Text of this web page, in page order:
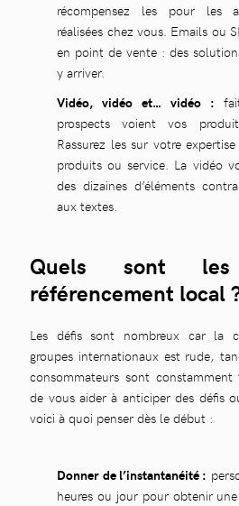
récompensez les pour les
réalisées chez vous. Emails ou
en point de vente : des
y arriver.
Vidéo, vidéo et… vidéo :
prospects voient vos
Rassurez les sur votre
produits ou service. La vidéo
des dizaines d’éléments
aux textes.
Quels sont
référencement local
Les défis sont nombreux car la
groupes internationaux est rude,
consommateurs sont
de vous aider à anticiper des défis
voici à quoi penser dès le début :
Donner de l’instantanéité :
heures ou jour pour obtenir